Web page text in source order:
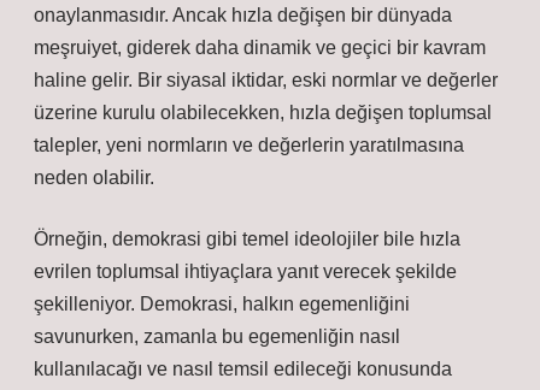
onaylanmasıdır. Ancak hızla değişen bir dünyada
meşruiyet, giderek daha dinamik ve geçici bir kavram
haline gelir. Bir siyasal iktidar, eski normlar ve değerler
üzerine kurulu olabilecekken, hızla değişen toplumsal
talepler, yeni normların ve değerlerin yaratılmasına
neden olabilir.
Örneğin, demokrasi gibi temel ideolojiler bile hızla
evrilen toplumsal ihtiyaçlara yanıt verecek şekilde
şekilleniyor. Demokrasi, halkın egemenliğini
savunurken, zamanla bu egemenliğin nasıl
kullanılacağı ve nasıl temsil edileceği konusunda